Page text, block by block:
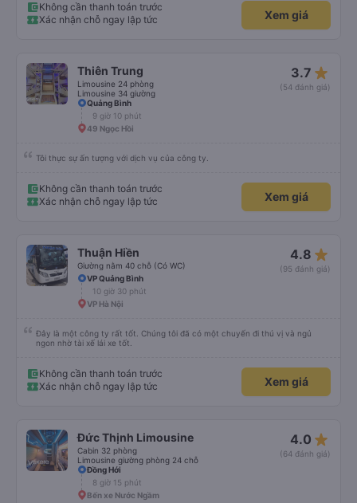
Không cần thanh toán trước
Xác nhận chỗ ngay lập tức
Xem giá
Thiên Trung
Limousine 24 phòng
Limousine 34 giường
3.7 star_rate
(54 đánh giá)
Quảng Bình
9 giờ 10 phút
49 Ngọc Hồi
Tôi thực sự ấn tượng với dịch vụ của công ty.
Không cần thanh toán trước
Xác nhận chỗ ngay lập tức
Xem giá
Thuận Hiền
Giường nằm 40 chỗ (Có WC)
4.8 star_rate
(95 đánh giá)
VP Quảng Bình
10 giờ 30 phút
VP Hà Nội
Đây là một công ty rất tốt. Chúng tôi đã có một chuyến đi thú vị và ngủ
ngon nhờ tài xế lái xe tốt.
Không cần thanh toán trước
Xác nhận chỗ ngay lập tức
Xem giá
Đức Thịnh Limousine
Cabin 32 phòng
Limousine giường phòng 24 chỗ
4.0 star_rate
(64 đánh giá)
Đồng Hới
8 giờ 15 phút
Bến xe Nước Ngầm